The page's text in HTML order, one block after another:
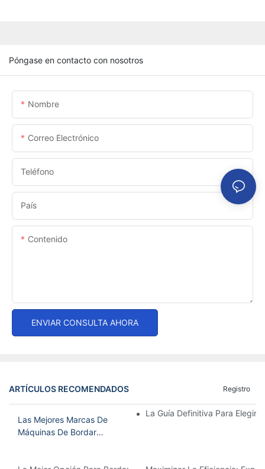
Póngase en contacto con nosotros
Nombre
Correo Electrónico
Teléfono
País
Contenido
ENVIAR CONSULTA AHORA
ARTÍCULOS RECOMENDADOS Registro
Las Mejores Marcas De
Máquinas De Bordar
La Guía Definitiva Para Elegir